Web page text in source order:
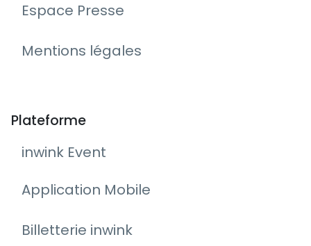
Espace Presse
Mentions légales
Plateforme
inwink Event
Application Mobile
Billetterie inwink